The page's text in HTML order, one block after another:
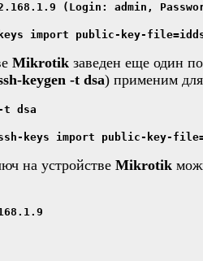
(Login: admin,
keys import public-key-
Mikrotik заведен еще один
keygen -t dsa) применим для
t dsa
keys import public-key-
на устройстве Mikrotik